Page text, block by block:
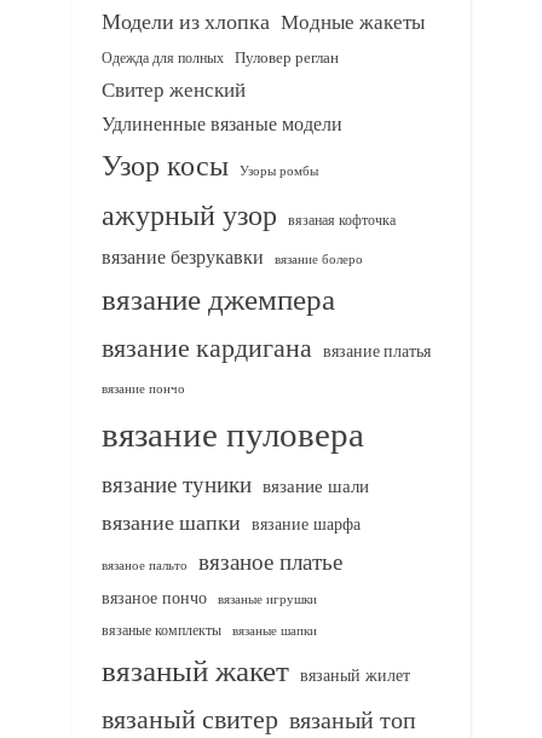
Модели из хлопка Модные жакеты
Одежда для полных Пуловер реглан
Свитер женский
Удлиненные вязаные модели
Узор косы Узоры ромбы
ажурный узор вязаная кофточка
вязание безрукавки вязание болеро
вязание джемпера
вязание кардигана вязание платья
вязание пончо
вязание пуловера
вязание туники вязание шали
вязание шапки вязание шарфа
вязаное пальто вязаное платье
вязаное пончо вязаные игрушки
вязаные комплекты
вязаные шапки
вязаный жакет вязаный жилет
вязаный свитер вязаный топ